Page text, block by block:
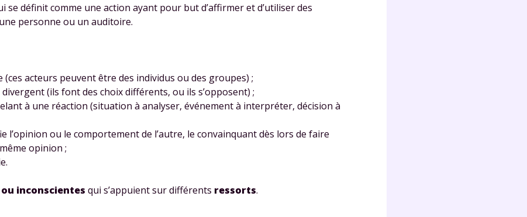
se définit comme une action ayant pour but d’affirmer et d’utiliser des
personne ou un auditoire.
acteurs peuvent être des individus ou des groupes) ;
(ils font des choix différents, ou ils s’opposent) ;
à une réaction (situation à analyser, événement à interpréter, décision à
l’opinion ou le comportement de l’autre, le convainquant dès lors de faire
opinion ;
inconscientes qui s’appuient sur différents ressorts.